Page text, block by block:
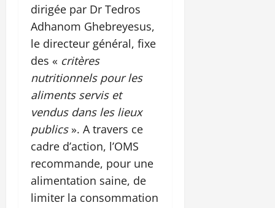
dirigée par Dr Tedros
Adhanom Ghebreyesus,
le directeur général, fixe
des « critères
nutritionnels pour les
aliments servis et
vendus dans les lieux
publics». A travers ce
cadre d’action, l’OMS
recommande, pour une
alimentation saine, de
limiter la consommation